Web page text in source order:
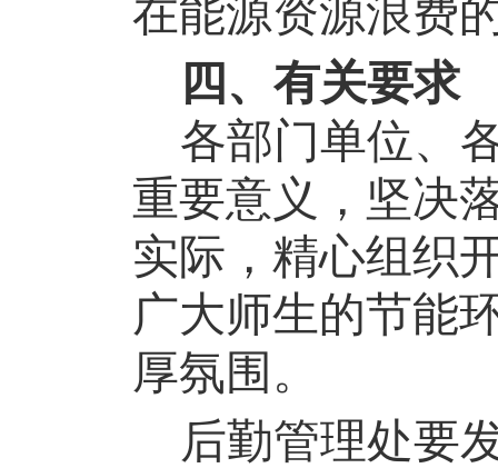
在能源资源浪费
四、有关要求
各部门单位、
重要意义，坚决
实际，精心组织
广大师生的节能
厚氛围。
后勤管理处要